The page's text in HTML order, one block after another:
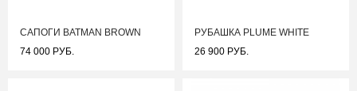
САПОГИ BATMAN BROWN
74 000 РУБ.
РУБАШКА PLUME WHITE
26 900 РУБ.